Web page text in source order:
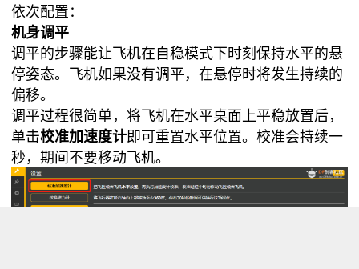
依次配置：
机身调平
调平的步骤能让飞机在自稳模式下时刻保持水平的悬
停姿态。飞机如果没有调平，在悬停时将发生持续的
偏移。
调平过程很简单，将飞机在水平桌面上平稳放置后，
单击校准加速度计即可重置水平位置。校准会持续一
秒，期间不要移动飞机。